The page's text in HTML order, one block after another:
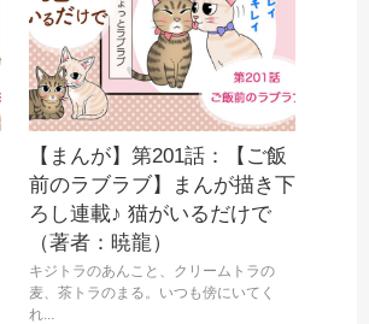
【まんが】第201話：【ご飯
前のラブラブ】まんが描き下
ろし連載♪ 猫がいるだけで
（著者：暁龍）
キジトラのあんこと、クリームトラの
麦、茶トラのまる。いつも傍にいてく
れ...